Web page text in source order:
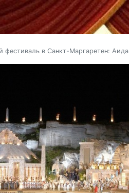
фестиваль в Санкт-Маргаретен: Аида